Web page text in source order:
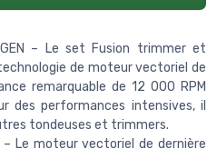
GEN – Le set Fusion trimmer et
de moteur vectoriel de
remarquable de 12 000 RPM
des performances intensives, il
tondeuses et trimmers.
– Le moteur vectoriel de dernière